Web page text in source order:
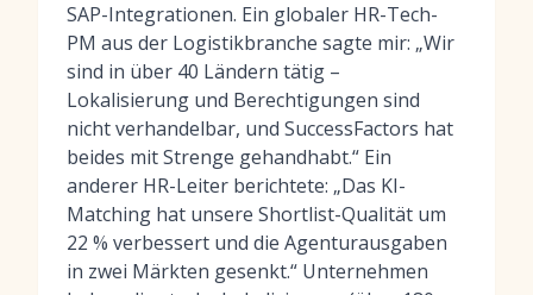
SAP-Integrationen. Ein globaler HR-Tech-
PM aus der Logistikbranche sagte mir: „Wir
sind in über 40 Ländern tätig –
Lokalisierung und Berechtigungen sind
nicht verhandelbar, und SuccessFactors hat
beides mit Strenge gehandhabt.“ Ein
anderer HR-Leiter berichtete: „Das KI-
Matching hat unsere Shortlist-Qualität um
22 % verbessert und die Agenturausgaben
in zwei Märkten gesenkt.“ Unternehmen